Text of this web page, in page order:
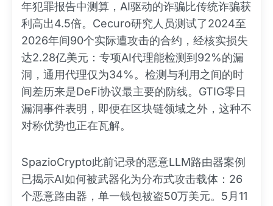
年犯罪报告中测算，AI驱动的诈骗比传统诈骗获
利高出4.5倍。Cecuro研究人员测试了2024至
2026年间90个实际遭攻击的合约，经核实损失
达2.28亿美元：专项AI代理能检测到92%的漏
洞，通用代理仅为34%。检测与利用之间的时
间差历来是DeFi协议最主要的防线。GTIG零日
漏洞事件表明，即便在区块链领域之外，这种不
对称优势也正在瓦解。
SpazioCrypto此前记录的恶意LLM路由器案例
已揭示AI如何被武器化为分布式攻击载体：26
个恶意路由器，单一钱包被盗50万美元。5月11